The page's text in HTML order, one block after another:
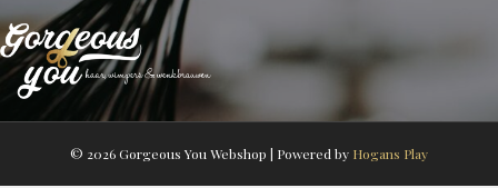
© 2026 Gorgeous You Webshop | Powered by Hogans Play